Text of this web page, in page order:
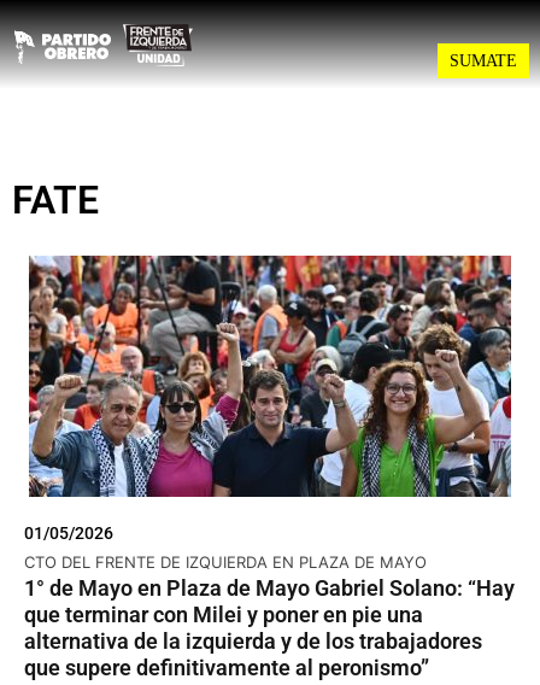
SUMATE
FATE
01/05/2026
CTO DEL FRENTE DE IZQUIERDA EN PLAZA DE MAYO
1° de Mayo en Plaza de Mayo Gabriel Solano: “Hay
que terminar con Milei y poner en pie una
alternativa de la izquierda y de los trabajadores
que supere definitivamente al peronismo”